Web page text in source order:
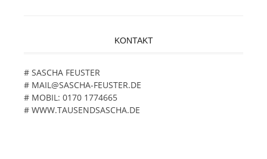
KONTAKT
# SASCHA FEUSTER
# MAIL@SASCHA-FEUSTER.DE
# MOBIL: 0170 1774665
# WWW.TAUSENDSASCHA.DE